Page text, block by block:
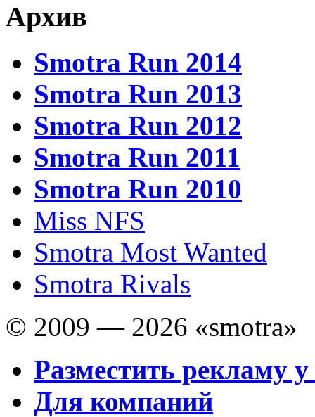
Архив
Smotra Run 2014
Smotra Run 2013
Smotra Run 2012
Smotra Run 2011
Smotra Run 2010
Miss NFS
Smotra Most Wanted
Smotra Rivals
© 2009 — 2026 «smotra»
Разместить рекламу у
Для компаний